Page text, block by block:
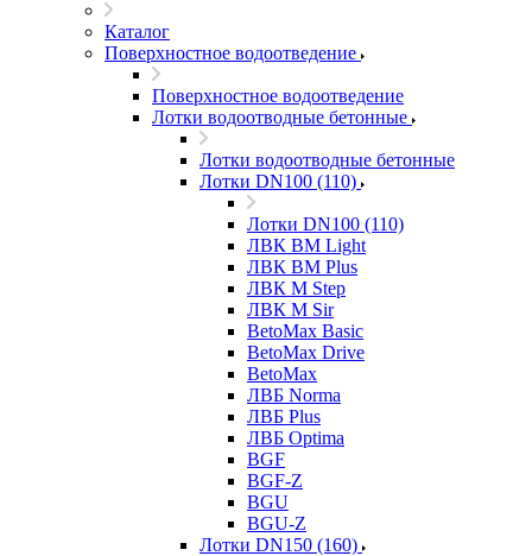
Каталог
Поверхностное водоотведение
Поверхностное водоотведение
Лотки водоотводные бетонные
Лотки водоотводные бетонные
Лотки DN100 (110)
Лотки DN100 (110)
ЛВК ВМ Light
ЛВК ВМ Plus
ЛВК М Step
ЛВК М Sir
BetoMax Basic
BetoMax Drive
BetoMax
ЛВБ Norma
ЛВБ Plus
ЛВБ Optima
BGF
BGF-Z
BGU
BGU-Z
Лотки DN150 (160)